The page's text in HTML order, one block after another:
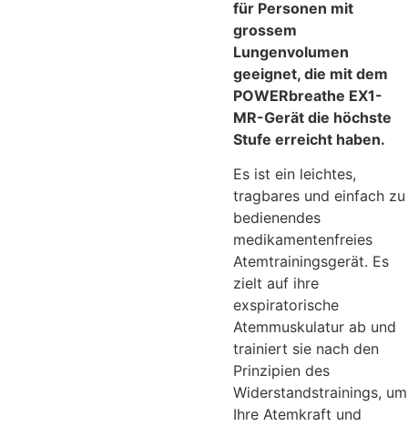
für Personen mit
grossem
Lungenvolumen
geeignet, die mit dem
POWERbreathe EX1-
MR-Gerät die höchste
Stufe erreicht haben.
Es ist ein leichtes,
tragbares und einfach zu
bedienendes
medikamentenfreies
Atemtrainingsgerät. Es
zielt auf ihre
exspiratorische
Atemmuskulatur ab und
trainiert sie nach den
Prinzipien des
Widerstandstrainings, um
Ihre Atemkraft und